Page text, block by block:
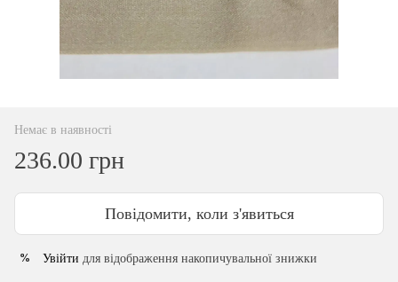
Немає в наявності
236.00 грн
Повідомити, коли з'явиться
% Увійти для відображення накопичувальної знижки